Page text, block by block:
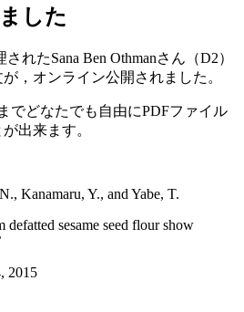
した
れたSana Ben Othmanさん（D2）
，オンライン公開されました。
でどなたでも自由にPDFファイル
出来ます。
Kanamaru, Y., and Yabe, T.
defatted sesame seed flour show
2015